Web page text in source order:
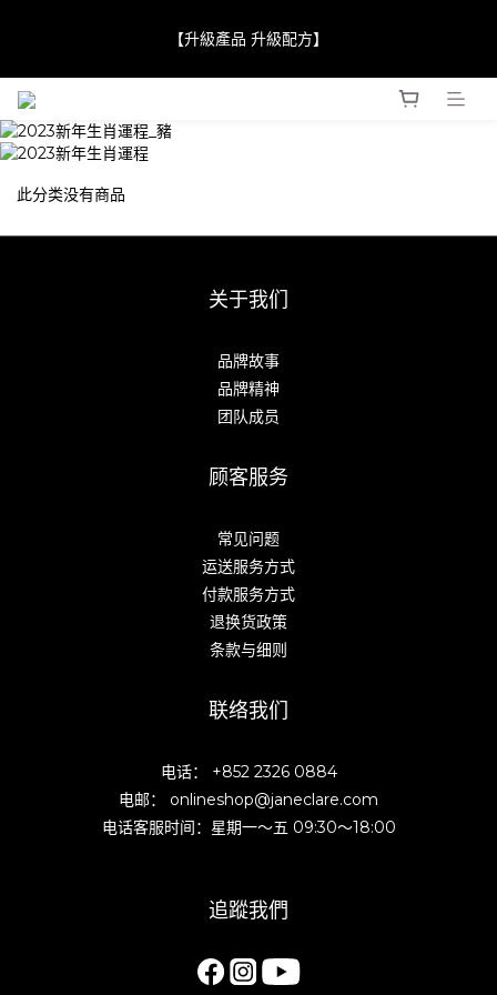
Award 勇奪金獎】
【升級產品 升級配方】
【JaneClare 康膚薈在iida Award Milan 2024 Professional
此分类没有商品
关于我们
品牌故事
品牌精神
团队成员
顾客服务
常见问题
运送服务方式
付款服务方式
退换货政策
条款与细则
联络我们
电话： +852 2326 0884
电邮： onlineshop@janeclare.com
电话客服时间：星期一～五 09:30～18:00
追蹤我們